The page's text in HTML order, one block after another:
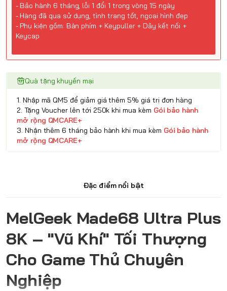
- Bảo hành 6 tháng, lỗi 1 đổi 1 trong vòng 15 ngày
- Hàng đã qua sử dụng, tình trạng tốt, ngoại hình đẹp
- Phụ kiện gồm: Bàn phím + Keypuller + Dây kết nối +
Keycap
Quà tặng khuyến mại
1. Nhập mã QM5 để giảm giá thêm 5% giá trị đơn hàng
2. Tặng Voucher lên tới 250k khi mua kèm Gói bảo hành
mở rộng QMCARE+
3. Nhận thêm 6 tháng bảo hành khi mua kèm Gói bảo hành
mở rộng QMCARE+
Đặc điểm nổi bật
MelGeek Made68 Ultra Plus
8K – "Vũ Khí" Tối Thượng
Cho Game Thủ Chuyên
Nghiệp